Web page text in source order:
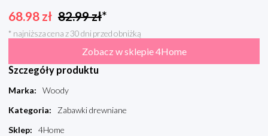
68.98 zł 82.99zł*
* najniższa cena z 30 dni przed obniżką
Zobacz w sklepie 4Home
Szczegóły produktu
Marka:
Woody
Kategoria:
Zabawki drewniane
Sklep:
4Home